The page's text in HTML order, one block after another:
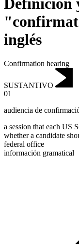
inglés
Confirmation hearing
SUSTANTIVO
01
audiencia de
a session that each US
whether a candidate
federal office
información gramatical